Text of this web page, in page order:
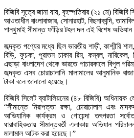
বিজিবি সূত্রে জানা যায়, বৃহস্পতিবার (২১ মে) বিজিবি
আওতাধীন বাংলাবাজার, সোনারহাট, বিছনাকান্দি,
পান্থুমাই সীমান্ত ফাঁড়ির টহল দল এই বিশেষ অভিযান
জব্দকৃত পণ্যের মধ্যে ছিল ভারতীয় শাড়ী, কাশ্মীরি
বিড়ি, ফুচকা, পুরাতন চাকার রিম, কম্বল, নারিকেল,
এছাড়া বাংলাদেশ থেকে ভারতে পাচারকালে বিপুল
জব্দকৃত এসব চোরাচালানি মালামালের আনুমানিক
টাকা বলে জানানো হয়েছে।
বিজিবি সিলেট ব্যাটালিয়নের (৪৮ বিজিবি)
“সীমান্তে নিরাপত্তা রক্ষা, চোরাচালান এবং
আভিযানিক কার্যক্রম ও গোয়েন্দা তৎপরতা
ধারাবাহিকতায় সীমান্তবর্তী এলাকায় অভিযান
মালামাল আটক করা হয়েছে।”